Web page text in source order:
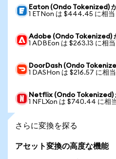
Eaton (Ondo Tokenized)
1 ETNon は $444.45 に相当
Adobe (Ondo Tokenized)
1 ADBEon は $263.13 に相当
DoorDash (Ondo
1 DASHon は $216.57 に相当
Netflix (Ondo Tokenized)
1 NFLXon は $740.44 に相
さらに変換を探る
アセット変換の高度な機能